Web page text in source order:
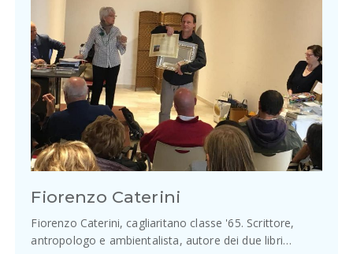
Fiorenzo Caterini
Fiorenzo Caterini, cagliaritano classe '65. Scrittore,
antropologo e ambientalista, autore dei due libri…